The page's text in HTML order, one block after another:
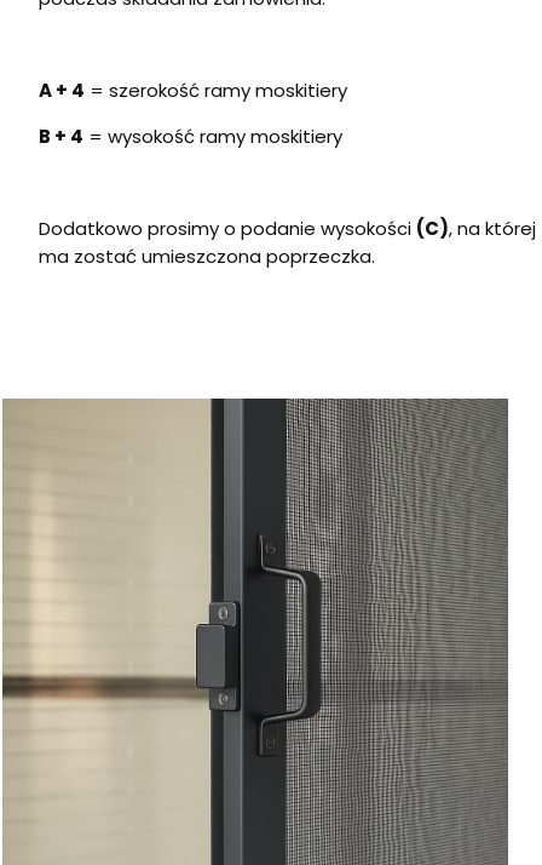
A + 4 = szerokość ramy moskitiery
B + 4 = wysokość ramy moskitiery
Dodatkowo prosimy o podanie wysokości (C), na której
ma zostać umieszczona poprzeczka.